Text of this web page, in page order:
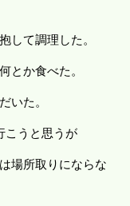
して調理した。
とか食べた。
いた。
こうと思うが
場所取りにならな